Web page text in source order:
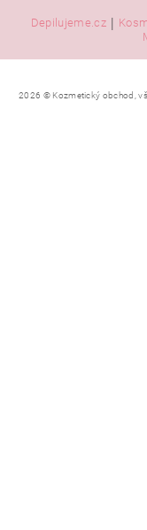
Depilujeme.cz |
2026 © Kozmetický obchod,